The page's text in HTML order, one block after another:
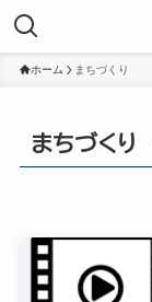
ホーム まちづくり
まちづくり